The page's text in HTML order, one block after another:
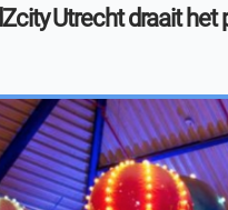
Utrecht draait